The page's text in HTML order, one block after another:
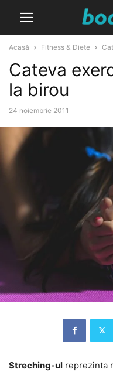
Acasă Fitness & Diete
Cateva
la birou
24 noiembrie 2011
Streching-ul reprezinta